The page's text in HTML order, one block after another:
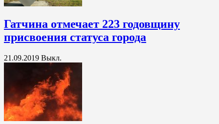
Гатчина отмечает 223 годовщину
присвоения статуса города
21.09.2019 Выкл.